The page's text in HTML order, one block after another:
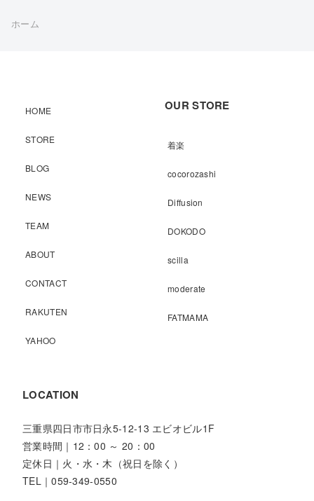
ホーム
HOME
STORE
BLOG
NEWS
TEAM
ABOUT
CONTACT
RAKUTEN
YAHOO
OUR STORE
着楽
cocorozashi
Diffusion
DOKODO
scilla
moderate
FATMAMA
LOCATION
三重県四日市市日永5-12-13 エビオビル1F
営業時間｜12：00 ～ 20：00
定休日｜火・水・木（祝日を除く）
TEL｜059-349-0550